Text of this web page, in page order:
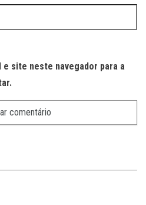
e site neste navegador para a